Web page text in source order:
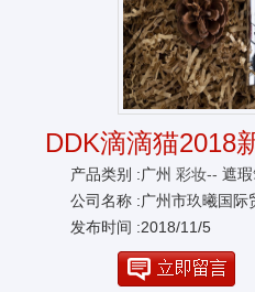
DDK滴滴猫2018
产品类别 :广州 彩妆-- 遮
公司名称 :广州市玖曦国际
发布时间 :2018/11/5